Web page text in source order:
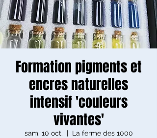
Formation pigments et
encres naturelles
intensif 'couleurs
vivantes'
sam. 10 oct.
  |
La ferme des 1000